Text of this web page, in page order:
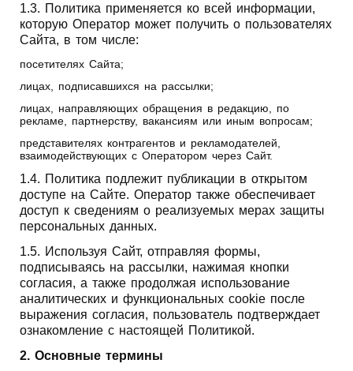
1.3. Политика применяется ко всей информации,
которую Оператор может получить о пользователях
Сайта, в том числе:
посетителях Сайта;
лицах, подписавшихся на рассылки;
лицах, направляющих обращения в редакцию, по
рекламе, партнерству, вакансиям или иным вопросам;
представителях контрагентов и рекламодателей,
взаимодействующих с Оператором через Сайт.
1.4. Политика подлежит публикации в открытом
доступе на Сайте. Оператор также обеспечивает
доступ к сведениям о реализуемых мерах защиты
персональных данных.
1.5. Используя Сайт, отправляя формы,
подписываясь на рассылки, нажимая кнопки
согласия, а также продолжая использование
аналитических и функциональных cookie после
выражения согласия, пользователь подтверждает
ознакомление с настоящей Политикой.
2. Основные термины